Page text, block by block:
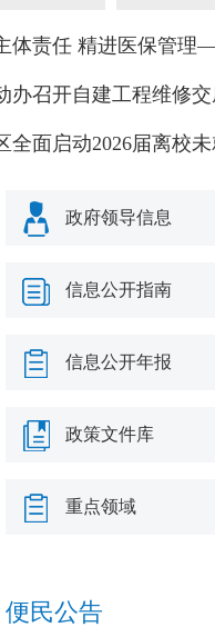
体责任 精进医保管
办召开自建工程维修
全面启动2026届离校
政府领导信息
信息公开指南
信息公开年报
政策文件库
重点领域
便民公告